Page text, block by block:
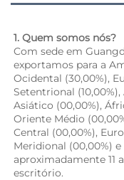
1. Quem somos nós?
Com sede em
exportamos para a
Ocidental (30,00%),
Setentrional
Asiático (00,00%),
Oriente Médio
Central (00,00%),
Meridional (00,00%)
aproximadamente 11
escritório.